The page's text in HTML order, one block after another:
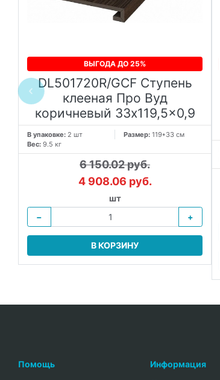
ВЫГОДА ДО 25%
DL501720R/GCF Ступень
клееная Про Вуд
коричневый 33x119,5x0,9
В упаковке: 2 шт Размер: 119*33 см
Вес: 9.5 кг
6 150.02 руб.
4 908.06 руб.
шт
−
+
В КОРЗИНУ
Помощь Информация